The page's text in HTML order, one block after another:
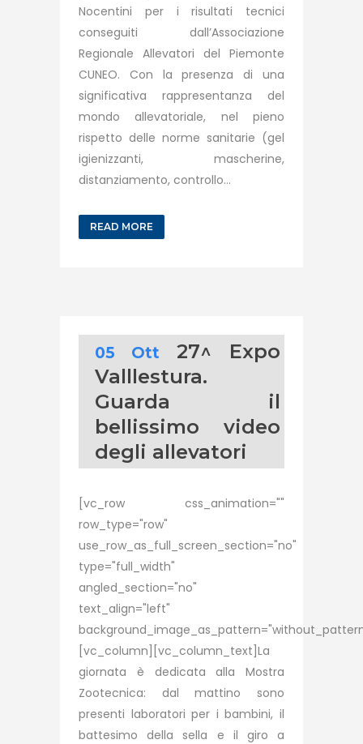
Nocentini per i risultati tecnici
conseguiti dall’Associazione
Regionale Allevatori del Piemonte
CUNEO. Con la presenza di una
significativa rappresentanza del
mondo allevatoriale, nel pieno
rispetto delle norme sanitarie (gel
igienizzanti, mascherine,
distanziamento, controllo...
READ MORE
05 Ott
27^ Expo
Valllestura.
Guarda il
bellissimo video
degli allevatori
[vc_row css_animation=""
row_type="row"
use_row_as_full_screen_section="no"
type="full_width"
angled_section="no"
text_align="left"
[vc_column][vc_column_text]La
giornata è dedicata alla Mostra
Zootecnica: dal mattino sono
presenti laboratori per i bambini, il
battesimo della sella e il giro a